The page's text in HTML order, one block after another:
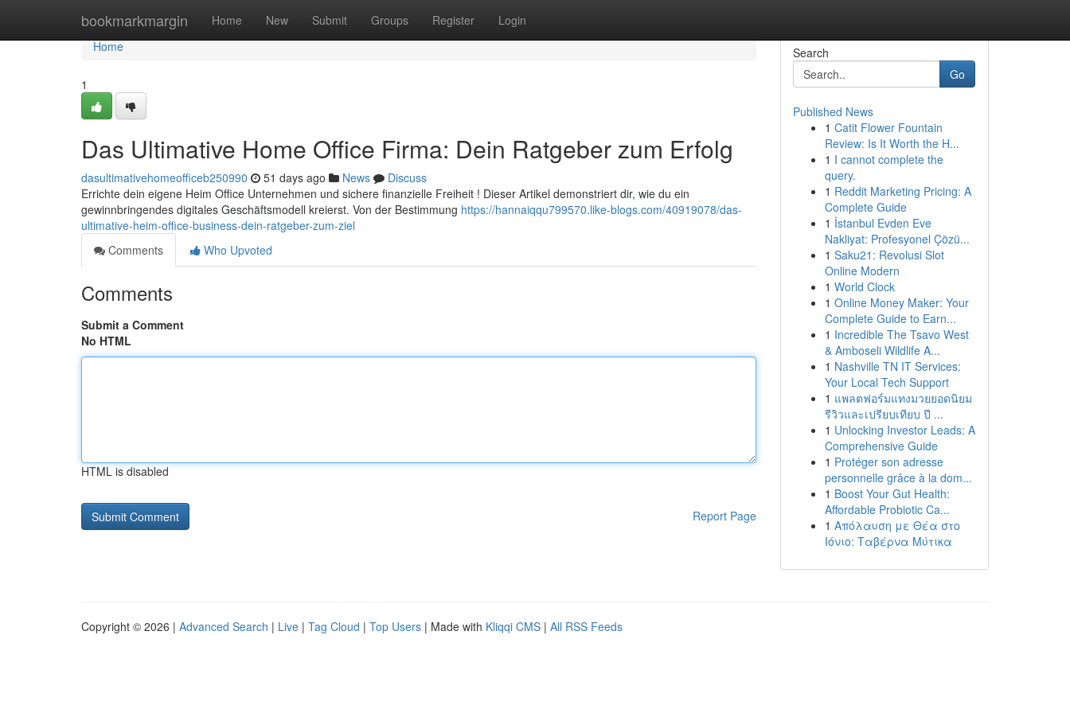
bookmarkmargin Home New Submit Groups Register Login
Home
Home
1
Das Ultimative Home Office Firma: Dein Ratgeber zum Erfolg
dasultimativehomeofficeb250990 51 days ago News
Discuss
Errichte dein eigene Heim Office Unternehmen und sichere finanzielle Freiheit ! Dieser Artikel demonstriert dir, wie du ein
gewinnbringendes digitales Geschäftsmodell kreierst. Von der Bestimmung https://hannaiqqu799570.like-blogs.com/40919078/das-
ultimative-heim-office-business-dein-ratgeber-zum-ziel
Comments
Who Upvoted
Comments
Submit a Comment
No HTML
HTML is disabled
Report Page
Search
Go
Published News
1 Catit Flower Fountain
Review: Is It Worth the H...
1 I cannot complete the
query.
1 Reddit Marketing Pricing: A
Complete Guide
1 İstanbul Evden Eve
Nakliyat: Profesyonel Çözü...
1 Saku21: Revolusi Slot
Online Modern
1 World Clock
1 Online Money Maker: Your
Complete Guide to Earn...
1 Incredible The Tsavo West
& Amboseli Wildlife A...
1 Nashville TN IT Services:
Your Local Tech Support
1 แพลตฟอร์มแทงมวยยอดนิยม
รีวิวและเปรียบเทียบ ปี ...
1 Unlocking Investor Leads: A
Comprehensive Guide
1 Protéger son adresse
personnelle grâce à la dom...
1 Boost Your Gut Health:
Affordable Probiotic Ca...
1 Απόλαυση με Θέα στο
Ιόνιο: Ταβέρνα Μύτικα
Copyright © 2026 | Advanced Search | Live | Tag Cloud | Top Users | Made with Kliqqi CMS | All RSS Feeds